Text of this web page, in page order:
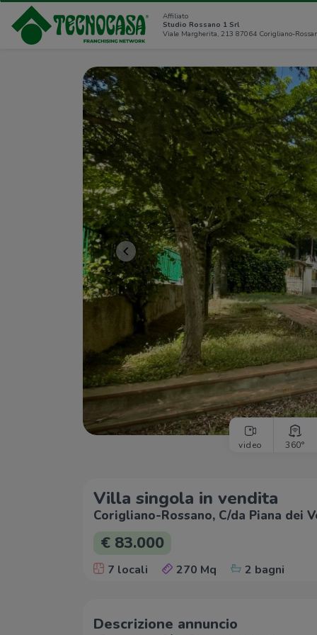
Affiliato
Studio Rossano 1 Srl
Viale Margherita, 213 87064 Corigliano-
<<
video 360°
Villa singola in vendita
Corigliano-Rossano, C/da Piana dei
€ 83.000
7 locali 270 Mq 2 bagni
Descrizione annuncio